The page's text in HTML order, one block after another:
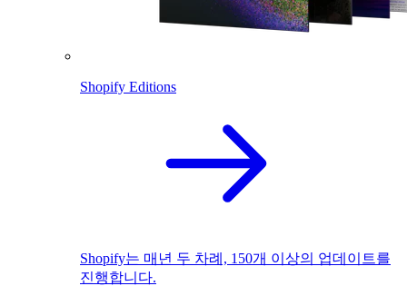
Shopify Editions
Shopify는 매년 두 차례, 150개 이상의 업데이트를
진행합니다.